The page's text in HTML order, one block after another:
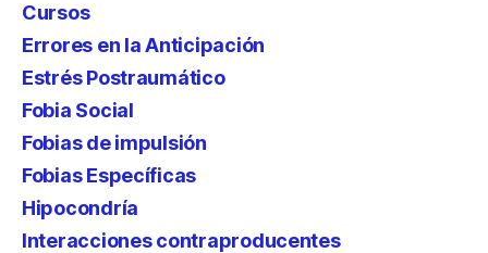
Cursos
Errores en la Anticipación
Estrés Postraumático
Fobia Social
Fobias de impulsión
Fobias Específicas
Hipocondría
Interacciones contraproducentes